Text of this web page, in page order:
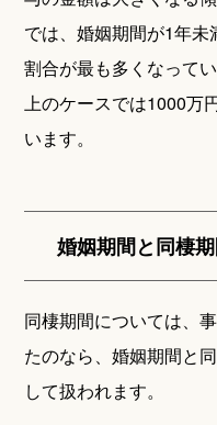
では、婚姻期間が1年
割合が最も多くなって
上のケースでは1000万
います。
婚姻期間と同棲
同棲期間については、
たのなら、婚姻期間と
して扱われます。